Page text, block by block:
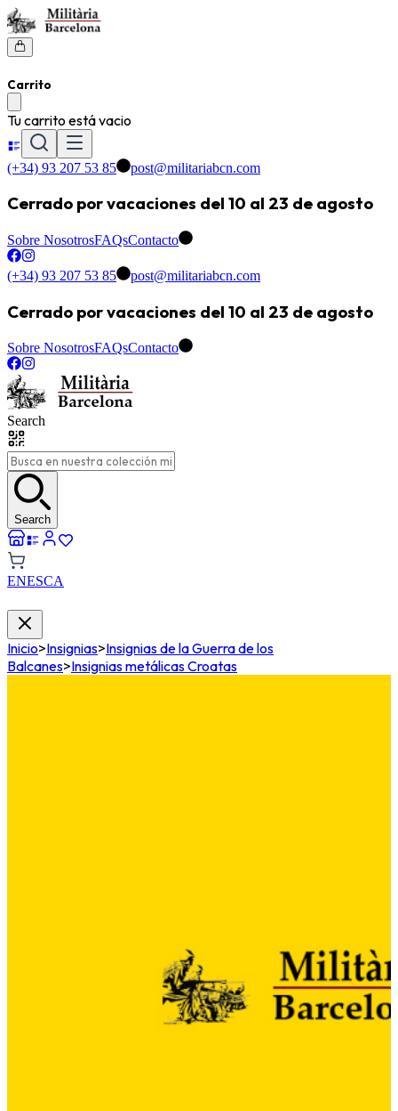
Carrito
Tu carrito está vacio
(+34) 93 207 53 85 post@militariabcn.com
Cerrado por vacaciones del 10 al 23 de agosto
Sobre NosotrosFAQsContacto
(+34) 93 207 53 85 post@militariabcn.com
Cerrado por vacaciones del 10 al 23 de agosto
Sobre NosotrosFAQsContacto
Search
Search
ENESCA
Inicio>Insignias>Insignias de la Guerra de los
Balcanes>Insignias metálicas Croatas